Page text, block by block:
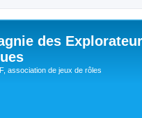
des
association de jeux de rôles